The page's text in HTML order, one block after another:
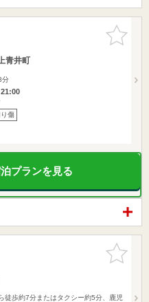
お気に入
りに追加
青井町
分
傷
プランを見る
お気に入
りに追加
徒歩約7分またはタクシー約5分、鹿児